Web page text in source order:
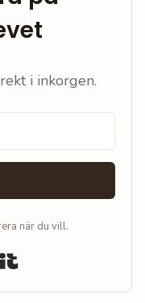
i inkorgen.
när du vill.